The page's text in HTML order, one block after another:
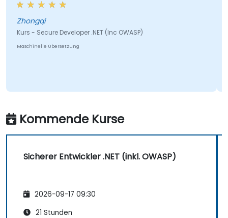
Developer .NET (Inc OWASP)
Übersetzung
Kommende Kurse
Sicherer Entwickler .NET (inkl. OWASP)
2026-09-17 09:30
21 Stunden